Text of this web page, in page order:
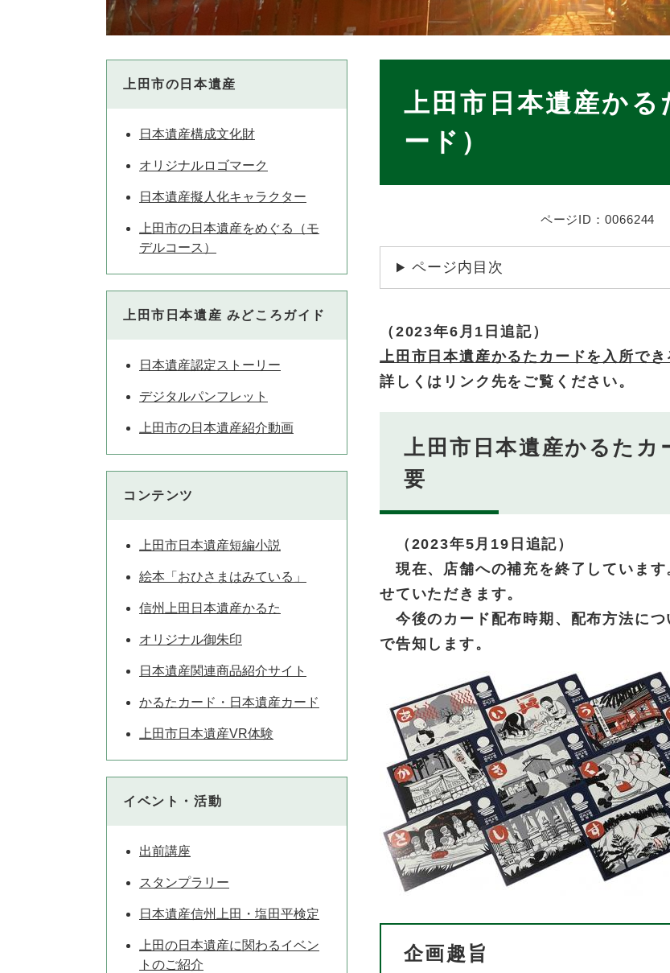
上田市日本遺産か
ード）
ページID：0066244
ページ内目次
（2023年6月1日追記）
上田市日本遺産かるたカードを入所で
詳しくはリンク先をご覧ください。
上田市日本遺産かるた
要
（2023年5月19日追記）
現在、店舗への補充を終了しています
せていただきます。
今後のカード配布時期、配布方法に
で告知します。
企画趣旨
上田市の日本遺産
日本遺産構成文化財
オリジナルロゴマーク
日本遺産擬人化キャラクター
上田市の日本遺産をめぐる（モ
デルコース）
上田市日本遺産 みどころガイド
日本遺産認定ストーリー
デジタルパンフレット
上田市の日本遺産紹介動画
コンテンツ
上田市日本遺産短編小説
絵本「おひさまはみている」
信州上田日本遺産かるた
オリジナル御朱印
日本遺産関連商品紹介サイト
かるたカード・日本遺産カード
上田市日本遺産VR体験
イベント・活動
出前講座
スタンプラリー
日本遺産信州上田・塩田平検定
上田の日本遺産に関わるイベン
トのご紹介